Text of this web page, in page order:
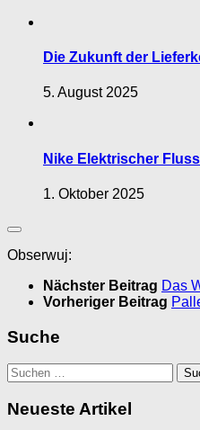
Die Zukunft der
5. August 2025
Nike Elektrischer
1. Oktober 2025
Obserwuj:
Nächster Beitrag Das
Vorheriger Beitrag
Suche
Suchen
nach:
Neueste Artikel